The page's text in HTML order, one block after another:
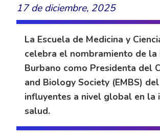
17 de diciembre, 2025
La Escuela de Medicina y
celebra el nombramiento de la
Burbano como Presidenta del
and Biology Society (EMBS)
influyentes a nivel global en la
salud.